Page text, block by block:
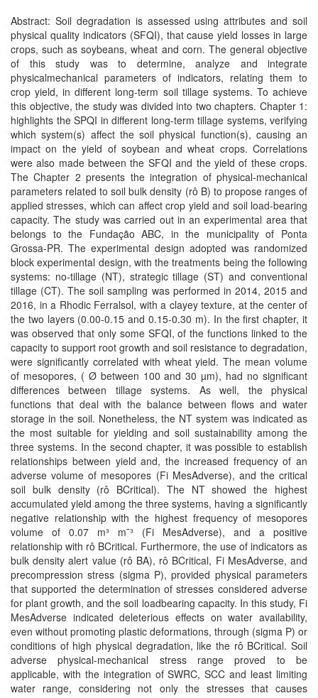
Abstract: Soil degradation is assessed using attributes and soil
physical quality indicators (SFQI), that cause yield losses in large
crops, such as soybeans, wheat and corn. The general objective
of this study was to determine, analyze and integrate
physicalmechanical parameters of indicators, relating them to
crop yield, in different long-term soil tillage systems. To achieve
this objective, the study was divided into two chapters. Chapter 1:
highlights the SPQI in different long-term tillage systems, verifying
which system(s) affect the soil physical function(s), causing an
impact on the yield of soybean and wheat crops. Correlations
were also made between the SFQI and the yield of these crops.
The Chapter 2 presents the integration of physical-mechanical
parameters related to soil bulk density (rô B) to propose ranges of
applied stresses, which can affect crop yield and soil load-bearing
capacity. The study was carried out in an experimental area that
belongs to the Fundação ABC, in the municipality of Ponta
Grossa-PR. The experimental design adopted was randomized
block experimental design, with the treatments being the following
systems: no-tillage (NT), strategic tillage (ST) and conventional
tillage (CT). The soil sampling was performed in 2014, 2015 and
2016, in a Rhodic Ferralsol, with a clayey texture, at the center of
the two layers (0.00-0.15 and 0.15-0.30 m). In the first chapter, it
was observed that only some SFQI, of the functions linked to the
capacity to support root growth and soil resistance to degradation,
were significantly correlated with wheat yield. The mean volume
of mesopores, ( Ø between 100 and 30 µm), had no significant
differences between tillage systems. As well, the physical
functions that deal with the balance between flows and water
storage in the soil. Nonetheless, the NT system was indicated as
the most suitable for yielding and soil sustainability among the
three systems. In the second chapter, it was possible to establish
relationships between yield and, the increased frequency of an
adverse volume of mesopores (Fi MesAdverse), and the critical
soil bulk density (rô BCritical). The NT showed the highest
accumulated yield among the three systems, having a significantly
negative relationship with the highest frequency of mesopores
volume of 0.07 m³ m¯³ (Fi MesAdverse), and a positive
relationship with rô BCritical. Furthermore, the use of indicators as
bulk density alert value (rô BA), rô BCritical, Fi MesAdverse, and
precompression stress (sigma P), provided physical parameters
that supported the determination of stresses considered adverse
for plant growth, and the soil loadbearing capacity. In this study, Fi
MesAdverse indicated deleterious effects on water availability,
even without promoting plastic deformations, through (sigma P) or
conditions of high physical degradation, like the rô BCritical. Soil
adverse physical-mechanical stress range proved to be
applicable, with the integration of SWRC, SCC and least limiting
water range, considering not only the stresses that causes